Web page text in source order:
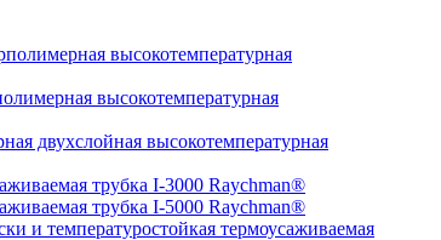
высокотемпературная
высокотемпературная
двухслойная высокотемпературная
трубка I-3000 Raychman®
трубка I-5000 Raychman®
и температуростойкая термоусаживаемая